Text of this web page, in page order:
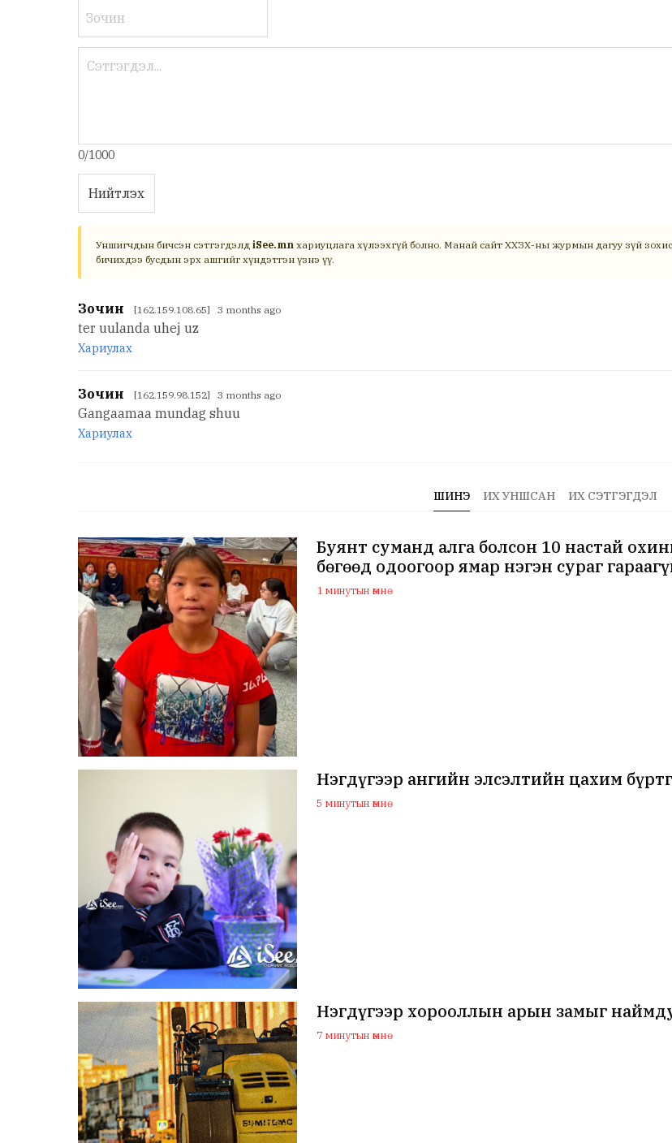
0/1000
Нийтлэх
Уншигчдын бичсэн сэтгэгдэлд iSee.mn хариуцлага хүлээхгүй болно. Манай сайт ХХЗХ-ны журмын дагуу зүй
бичихдээ бусдын эрх ашгийг хүндэтгэн үзнэ үү.
Зочин [162.159.108.65] 3 months ago
ter uulanda uhej uz
Хариулах
Зочин [162.159.98.152] 3 months ago
Gangaamaa mundag shuu
Хариулах
ШИНЭ ИХ УНШСАН ИХ СЭТГЭГДЭЛ
Буянт суманд алга болсон 10 настай
бөгөөд одоогоор ямар нэгэн сураг
1 минутын өмнө
Нэгдүгээр ангийн элсэлтийн цахим
5 минутын өмнө
Нэгдүгээр хорооллын арын замыг
7 минутын өмнө